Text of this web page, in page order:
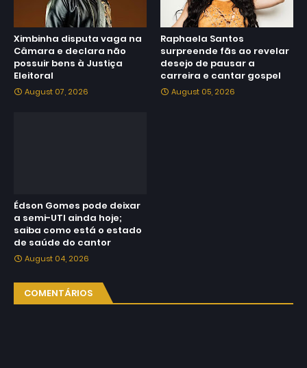
Ximbinha disputa vaga na
Câmara e declara não
possuir bens à Justiça
Eleitoral
August 07, 2026
Raphaela Santos
surpreende fãs ao revelar
desejo de pausar a
carreira e cantar gospel
August 05, 2026
Édson Gomes pode deixar
a semi-UTI ainda hoje;
saiba como está o estado
de saúde do cantor
August 04, 2026
COMENTÁRIOS